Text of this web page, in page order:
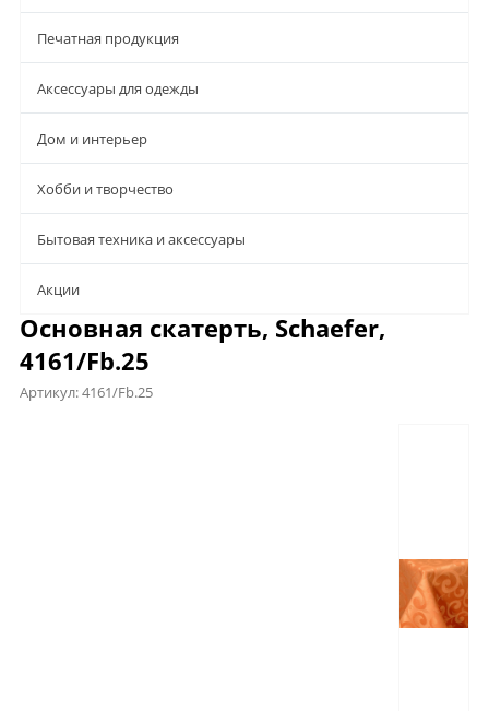
Печатная продукция
Аксессуары для одежды
Дом и интерьер
Хобби и творчество
Бытовая техника и аксессуары
Aкции
Основная скатерть, Schaefer,
4161/Fb.25
Артикул:4161/Fb.25